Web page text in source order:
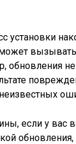
установки
вызывать
обновления
если у вас